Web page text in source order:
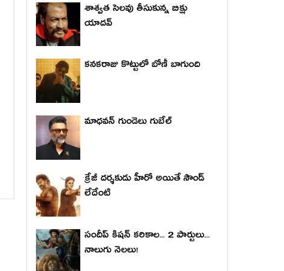
శాశ్వత సెలవు తీసుకున్న బిక్షు
యాదవ్
కనకరాజు కొట్టులో బోణీ బాగుంది
మాధ‌వ‌న్ గుండెలు గుబేల్‌
క్రేజీ దర్శకుడు హీరో అయితే సౌండ్
లేదేంటి
సందీప్ కిషన్ కరికాల... 2 పార్టులు...
నాలుగు నెలలు!